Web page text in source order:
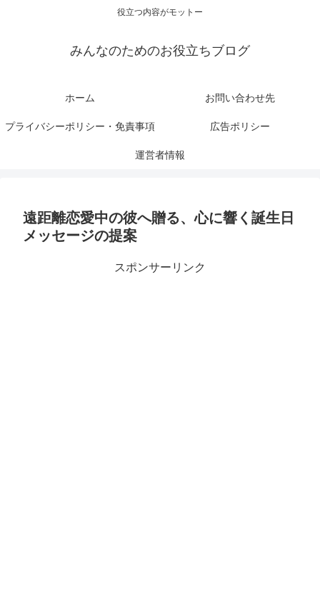
役立つ内容がモットー
みんなのためのお役立ちブログ
ホーム お問い合わせ先
プライバシーポリシー・免責事項 広告ポリシー
運営者情報
遠距離恋愛中の彼へ贈る、心に響く誕生日
メッセージの提案
スポンサーリンク